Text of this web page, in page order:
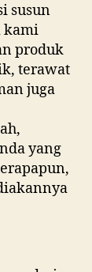
susun
kami
produk
terawat
juga
yang